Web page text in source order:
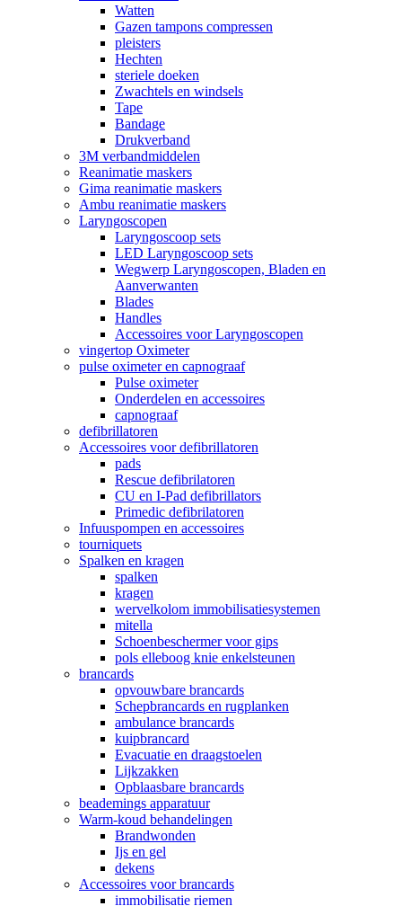
Watten
Gazen tampons compressen
pleisters
Hechten
steriele doeken
Zwachtels en windsels
Tape
Bandage
Drukverband
3M verbandmiddelen
Reanimatie maskers
Gima reanimatie maskers
Ambu reanimatie maskers
Laryngoscopen
Laryngoscoop sets
LED Laryngoscoop sets
Wegwerp Laryngoscopen, Bladen en
Aanverwanten
Blades
Handles
Accessoires voor Laryngoscopen
vingertop Oximeter
pulse oximeter en capnograaf
Pulse oximeter
Onderdelen en accessoires
capnograaf
defibrillatoren
Accessoires voor defibrillatoren
pads
Rescue defibrilatoren
CU en I-Pad defibrillators
Primedic defibrilatoren
Infuuspompen en accessoires
tourniquets
Spalken en kragen
spalken
kragen
wervelkolom immobilisatiesystemen
mitella
Schoenbeschermer voor gips
pols elleboog knie enkelsteunen
brancards
opvouwbare brancards
Schepbrancards en rugplanken
ambulance brancards
kuipbrancard
Evacuatie en draagstoelen
Lijkzakken
Opblaasbare brancards
beademings apparatuur
Warm-koud behandelingen
Brandwonden
Ijs en gel
dekens
Accessoires voor brancards
immobilisatie riemen